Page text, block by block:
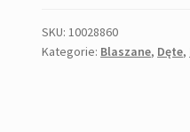
Q
-
SKU: 10028860
Kategorie: Blaszane, Dęte,